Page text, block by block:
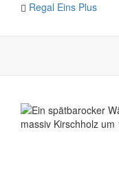
Regal Eins Plus